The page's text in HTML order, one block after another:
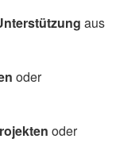
aus
oder
oder